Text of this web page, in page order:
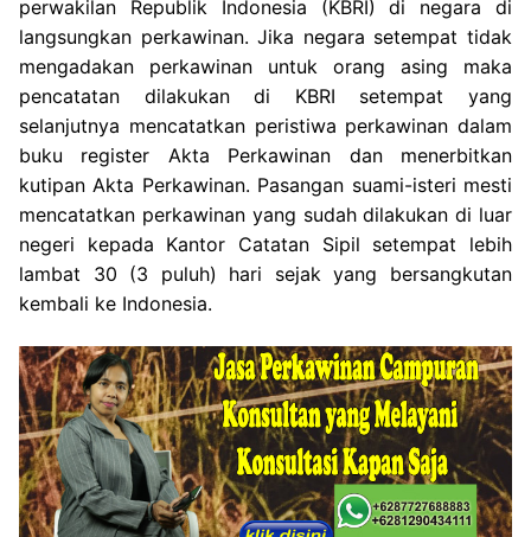
perwakilan Republik Indonesia (KBRI) di negara di
langsungkan perkawinan. Jika negara setempat tidak
mengadakan perkawinan untuk orang asing maka
pencatatan dilakukan di KBRI setempat yang
selanjutnya mencatatkan peristiwa perkawinan dalam
buku register Akta Perkawinan dan menerbitkan
kutipan Akta Perkawinan. Pasangan suami-isteri mesti
mencatatkan perkawinan yang sudah dilakukan di luar
negeri kepada Kantor Catatan Sipil setempat lebih
lambat 30 (3 puluh) hari sejak yang bersangkutan
kembali ke Indonesia.